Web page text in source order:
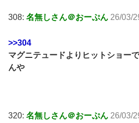
308: 名無しさん＠おーぷん 26/03/
>>304
マグニテュードよりヒットショー
んや
320: 名無しさん＠おーぷん 26/03/